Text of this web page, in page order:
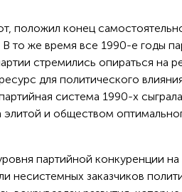
положил конец
то же время все 1990-е годы
стремились опираться на
для политического
система 1990-х
и обществом
партийной конкуренции
несистемных заказчиков